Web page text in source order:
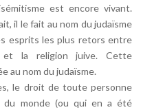
est encore vivant.
il le fait au nom du judaïsme
esprits les plus retors entre
et la religion juive. Cette
au nom du judaïsme.
le droit de toute personne
monde (ou qui en a été